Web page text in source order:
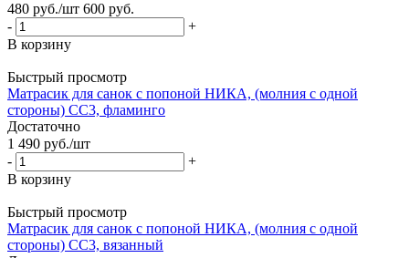
480 руб./шт 600 руб.
-
+
В корзину
Быстрый просмотр
Матрасик для санок с попоной НИКА, (молния с одной
стороны) СС3, фламинго
Достаточно
1 490 руб./шт
-
+
В корзину
Быстрый просмотр
Матрасик для санок с попоной НИКА, (молния с одной
стороны) СС3, вязанный